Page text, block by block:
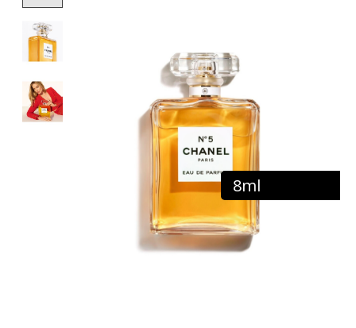
8ml